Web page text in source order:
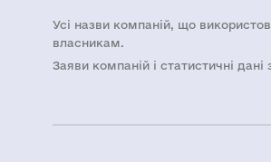
Усі назви компаній, що
власникам.
Заяви компаній i статистичні дані